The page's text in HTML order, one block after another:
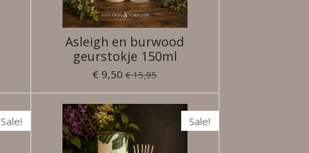
Asleigh en burwood
geurstokje 150ml
€ 9,50 € 15,95
Sale! Sale!